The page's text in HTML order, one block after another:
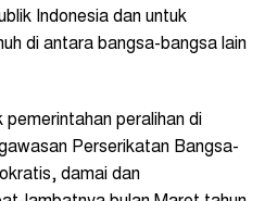
Indonesia dan untuk
di antara bangsa-bangsa lain
peralihan di
Perserikatan Bangsa-
damai dan